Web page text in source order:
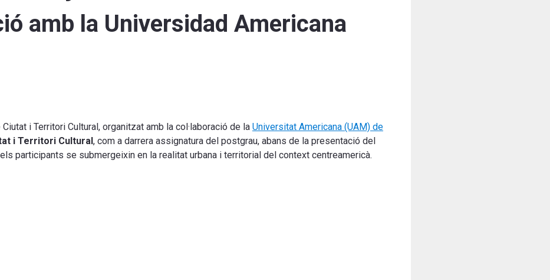
amb la Universidad Americana
i Territori Cultural, organitzat amb la col·laboració de la Universitat Americana (UAM) de
i Territori Cultural, com a darrera assignatura del postgrau, abans de la presentació del
participants se submergeixin en la realitat urbana i territorial del context centreamericà.